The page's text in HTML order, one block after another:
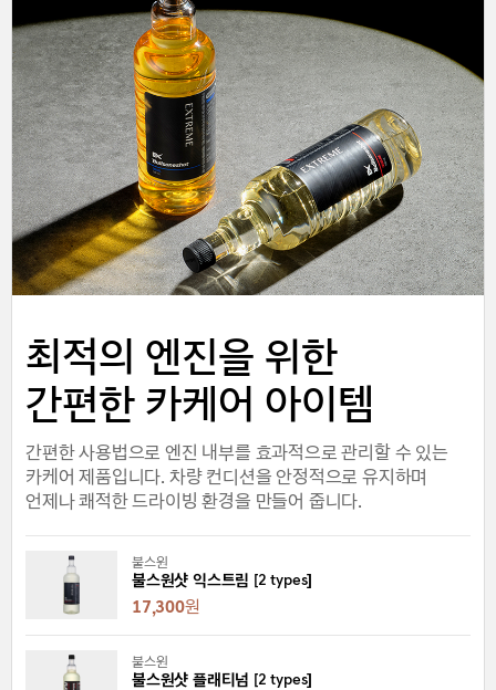
최적의 엔진을 위한
간편한 카케어 아이템
간편한 사용법으로 엔진 내부를 효과적으로 관리할 수 있는
카케어 제품입니다. 차량 컨디션을 안정적으로 유지하며
언제나 쾌적한 드라이빙 환경을 만들어 줍니다.
불스원
불스원샷 익스트림 [2 types]
17,300원
불스원
불스원샷 플래티넘 [2 types]